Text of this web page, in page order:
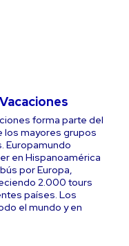
forma parte del
los mayores grupos
Europamundo
en Hispanoamérica
por Europa,
2.000 tours
países. Los
el mundo y en